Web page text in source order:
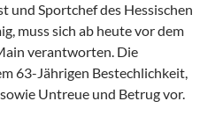
und Sportchef des Hessischen
muss sich ab heute vor dem
verantworten. Die
63-Jährigen Bestechlichkeit,
Untreue und Betrug vor.